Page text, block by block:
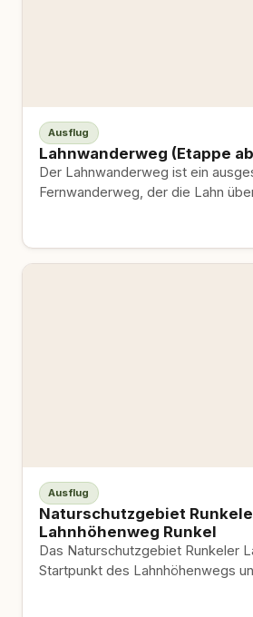
Ausflug
Lahnwanderweg (Etappe
Der Lahnwanderweg ist ein
Fernwanderweg, der die Lahn
Ausflug
Naturschutzgebiet
Lahnhöhenweg Runkel
Das Naturschutzgebiet Runkeler
Startpunkt des Lahnhöhenwegs